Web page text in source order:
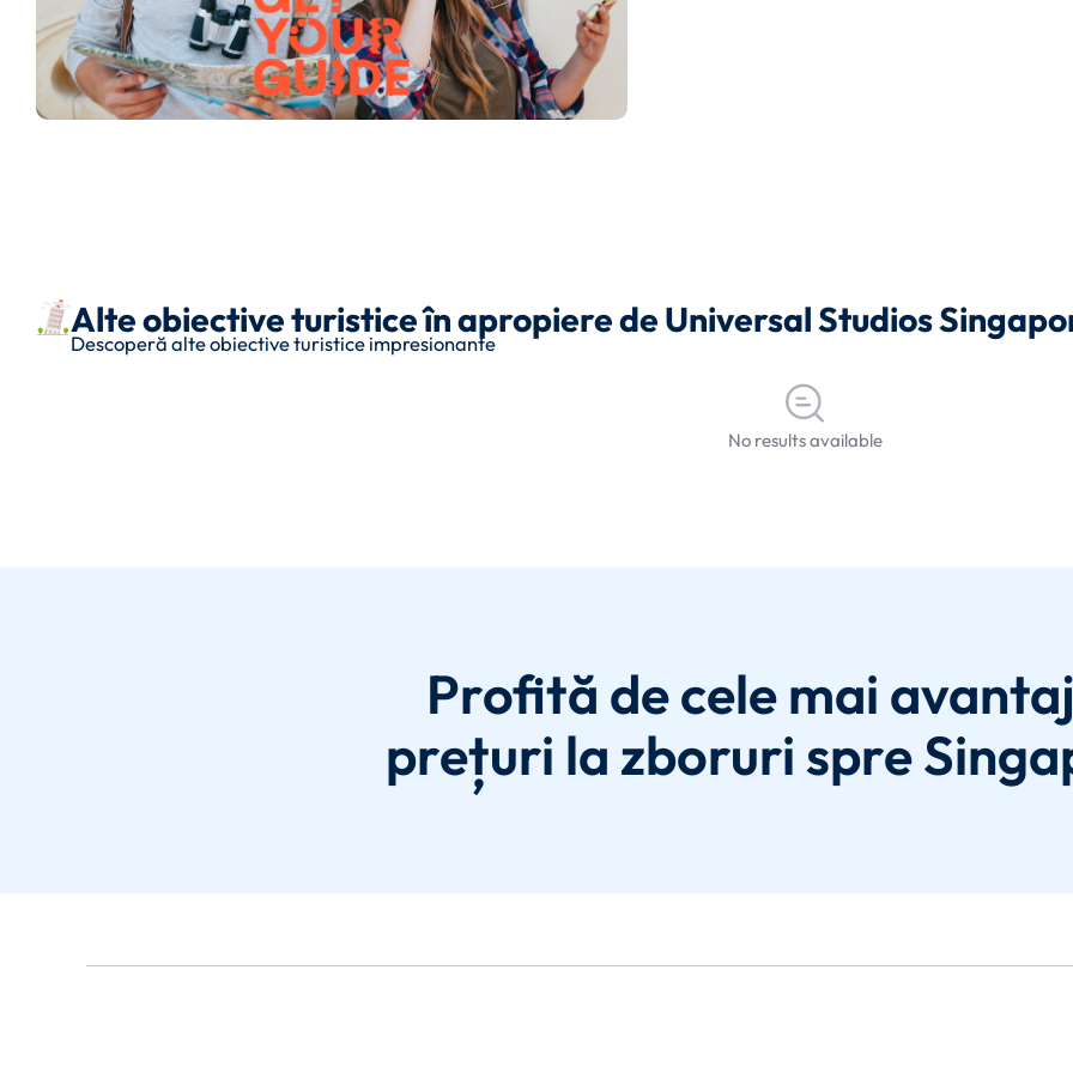
Alte obiective turistice în apropiere de Universal Studios
Descoperă alte obiective turistice impresionante
No results available
Profită de cele mai
prețuri la zboruri spre